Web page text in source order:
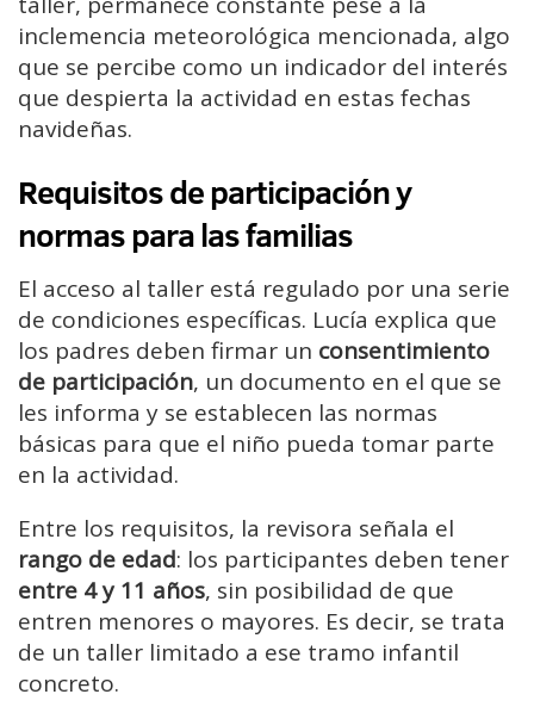
inclemencia meteorológica mencionada, algo
que se percibe como un indicador del interés
que despierta la actividad en estas fechas
navideñas.
Requisitos de participación y
normas para las familias
El acceso al taller está regulado por una serie
de condiciones específicas. Lucía explica que
los padres deben firmar un consentimiento
de participación, un documento en el que se
les informa y se establecen las normas
básicas para que el niño pueda tomar parte
en la actividad.
Entre los requisitos, la revisora señala el
rango de edad: los participantes deben tener
entre 4 y 11 años, sin posibilidad de que
entren menores o mayores. Es decir, se trata
de un taller limitado a ese tramo infantil
concreto.